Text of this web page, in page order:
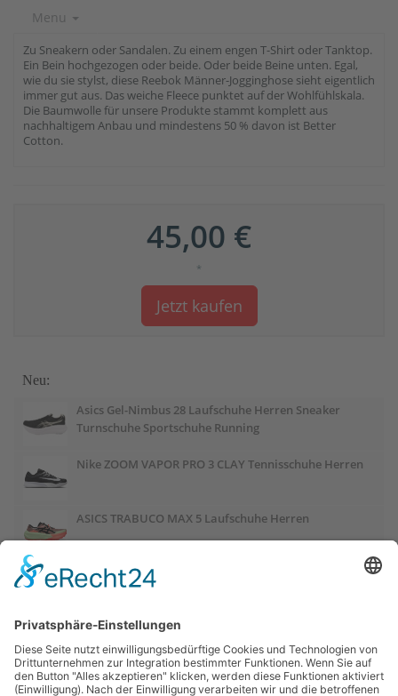
Menu
Zu Sneakern oder Sandalen. Zu einem engen T-Shirt oder Tanktop.
Ein Bein hochgezogen oder beide. Oder beide Beine unten. Egal,
wie du sie stylst, diese Reebok Männer-Jogginghose sieht eigentlich
immer gut aus. Das weiche Fleece punktet auf der Wohlfühlskala.
Die Baumwolle für unsere Produkte stammt komplett aus
nachhaltigem Anbau und mindestens 50 % davon ist Better
Cotton.
45,00 €
*
Jetzt kaufen
Neu:
Asics Gel-Nimbus 28 Laufschuhe Herren Sneaker
Turnschuhe Sportschuhe Running
Nike ZOOM VAPOR PRO 3 CLAY Tennisschuhe Herren
ASICS TRABUCO MAX 5 Laufschuhe Herren
ASICS GEL-PULSE 17 Laufschuhe Damen
Salomon OUTCHILL Winterschuhe Damen
ASICS GEL-CUMULUS 28 Laufschuhe Damen